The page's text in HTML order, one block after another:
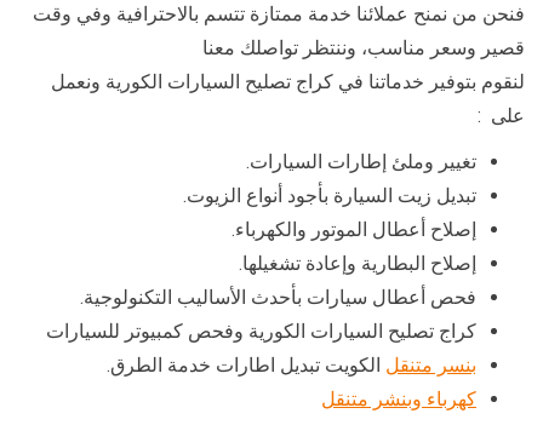
فنحن من نمنح عملائنا خدمة ممتازة تتسم بالاحترافية وفي وقت
قصير وسعر مناسب، وننتظر تواصلك معنا
لنقوم بتوفير خدماتنا في كراج تصليح السيارات الكورية ونعمل
على :
تغيير وملئ إطارات السيارات.
تبديل زيت السيارة بأجود أنواع الزيوت.
إصلاح أعطال الموتور والكهرباء.
إصلاح البطارية وإعادة تشغيلها.
فحص أعطال سيارات بأحدث الأساليب التكنولوجية.
كراج تصليح السيارات الكورية وفحص كمبيوتر للسيارات
بنسر متنقل الكويت تبديل اطارات خدمة الطرق.
كهرباء وبنشر متنقل